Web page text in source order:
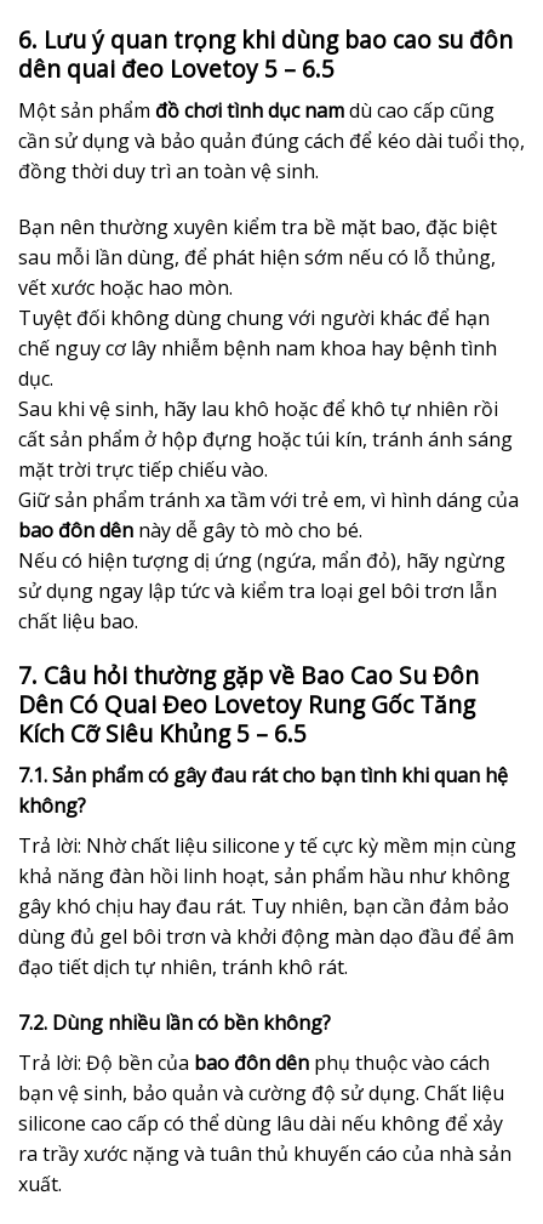
6. Lưu ý quan trọng khi dùng bao cao su đôn
dên quai đeo Lovetoy 5 – 6.5
Một sản phẩm đồ chơi tình dục namdù cao cấp cũng
cần sử dụng và bảo quản đúng cách để kéo dài tuổi thọ,
đồng thời duy trì an toàn vệ sinh.
Bạn nên thường xuyên kiểm tra bề mặt bao, đặc biệt
sau mỗi lần dùng, để phát hiện sớm nếu có lỗ thủng,
vết xước hoặc hao mòn.
Tuyệt đối không dùng chung với người khác để hạn
chế nguy cơ lây nhiễm bệnh nam khoa hay bệnh tình
dục.
Sau khi vệ sinh, hãy lau khô hoặc để khô tự nhiên rồi
cất sản phẩm ở hộp đựng hoặc túi kín, tránh ánh sáng
mặt trời trực tiếp chiếu vào.
Giữ sản phẩm tránh xa tầm với trẻ em, vì hình dáng của
bao đôn dên này dễ gây tò mò cho bé.
Nếu có hiện tượng dị ứng (ngứa, mẩn đỏ), hãy ngừng
sử dụng ngay lập tức và kiểm tra loại gel bôi trơn lẫn
chất liệu bao.
7. Câu hỏi thường gặp về Bao Cao Su Đôn
Dên Có Quai Đeo Lovetoy Rung Gốc Tăng
Kích Cỡ Siêu Khủng 5 – 6.5
7.1. Sản phẩm có gây đau rát cho bạn tình khi quan hệ
không?
Trả lời: Nhờ chất liệu silicone y tế cực kỳ mềm mịn cùng
khả năng đàn hồi linh hoạt, sản phẩm hầu như không
gây khó chịu hay đau rát. Tuy nhiên, bạn cần đảm bảo
dùng đủ gel bôi trơn và khởi động màn dạo đầu để âm
đạo tiết dịch tự nhiên, tránh khô rát.
7.2. Dùng nhiều lần có bền không?
Trả lời: Độ bền của bao đôn dên phụ thuộc vào cách
bạn vệ sinh, bảo quản và cường độ sử dụng. Chất liệu
silicone cao cấp có thể dùng lâu dài nếu không để xảy
ra trầy xước nặng và tuân thủ khuyến cáo của nhà sản
xuất.